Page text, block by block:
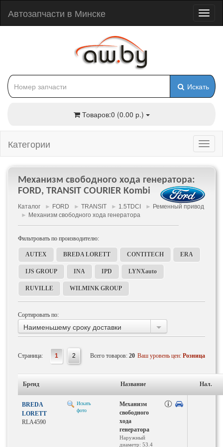
Автозапчасти в Минске
Искать
Товаров:0 (0.00 р.)
Категории
Механизм свободного хода генератора:
FORD, TRANSIT COURIER Kombi
Каталог ► FORD ► TRANSIT ► 1.5TDCI ► Ременный привод
► Механизм свободного хода генератора
Фильтровать по производителю:
AUTEX BREDA LORETT CONTITECH ERA
IJS GROUP INA IPD LYNXauto
RUVILLE WILMINK GROUP
Сортировать по:
Наименьшему сроку доставки
Страница: 1 2 Всего товаров: 20 Ваш уровень цен: Розница
Бренд Название Нал.
BREDA
LORETT
RLA4590
Искать
фото
Механизм
свободного
хода
генератора
Наружный
диаметр: 53.4